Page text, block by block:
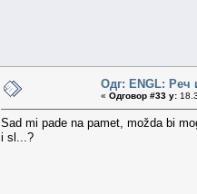
Одг: ENGL: Реч
« Одговор #33 у:
Sad mi pade na pamet, možda bi
i sl...?